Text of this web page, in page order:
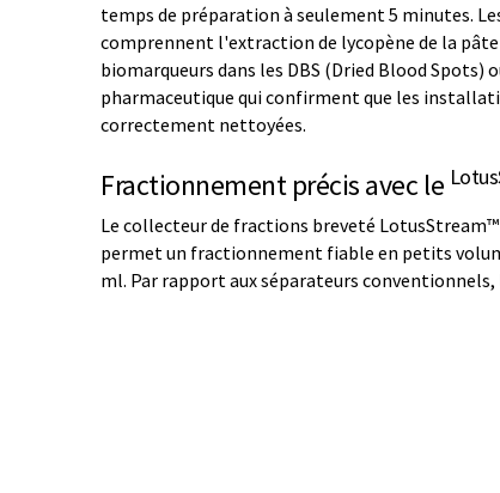
temps de préparation à seulement 5 minutes.
comprennent l'extraction de lycopène de la
biomarqueurs dans les DBS (Dried Blood Spots)
pharmaceutique qui confirment que les
correctement nettoyées.
Fractionnement précis avec le
Le collecteur de fractions breveté
permet un fractionnement fiable en petits
ml. Par rapport aux séparateurs